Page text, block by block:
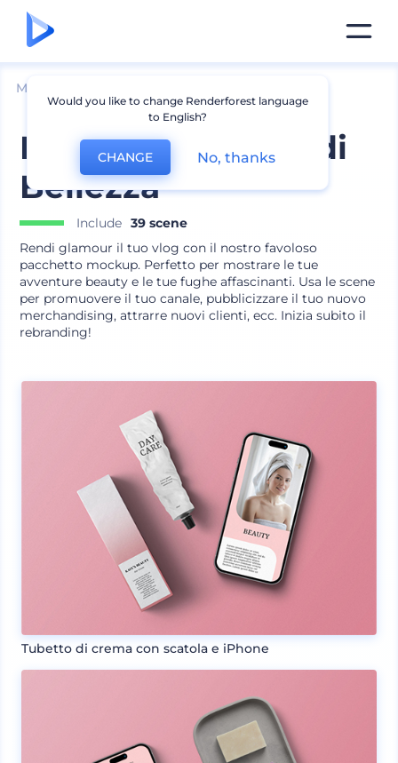
Mockup
Mockup per Vlog di
Bellezza
Include 39 scene
Rendi glamour il tuo vlog con il nostro favoloso
pacchetto mockup. Perfetto per mostrare le tue
avventure beauty e le tue fughe affascinanti. Usa le scene
per promuovere il tuo canale, pubblicizzare il tuo nuovo
merchandising, attrarre nuovi clienti, ecc. Inizia subito il
rebranding!
Tubetto di crema con scatola e iPhone
Would you like to change Renderforest language
to English?
CHANGE No, thanks